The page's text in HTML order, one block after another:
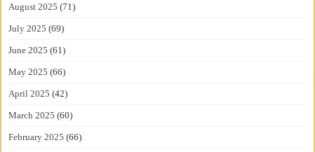
August 2025 (71)
July 2025 (69)
June 2025 (61)
May 2025 (66)
April 2025 (42)
March 2025 (60)
February 2025 (66)